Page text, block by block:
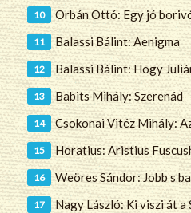
Orbán Ottó: Egy jó
Balassi Bálint: Aenigma
Balassi Bálint: Hogy
Babits Mihály: Szerenád
Csokonai Vitéz Mihály:
Horatius: Aristius
Weöres Sándor: Jobb s
Nagy László: Ki viszi át a